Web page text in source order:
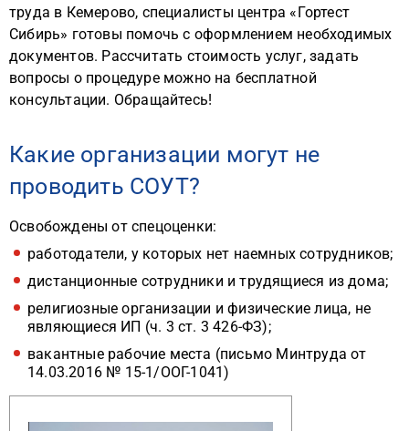
труда в Кемерово, специалисты центра «Гортест
Сибирь» готовы помочь с оформлением необходимых
документов. Рассчитать стоимость услуг, задать
вопросы о процедуре можно на бесплатной
консультации. Обращайтесь!
Какие организации могут не
проводить СОУТ?
Освобождены от спецоценки:
работодатели, у которых нет наемных сотрудников;
дистанционные сотрудники и трудящиеся из дома;
религиозные организации и физические лица, не
являющиеся ИП (ч. 3 ст. 3 426-ФЗ);
вакантные рабочие места (письмо Минтруда от
14.03.2016 № 15-1/ООГ-1041)